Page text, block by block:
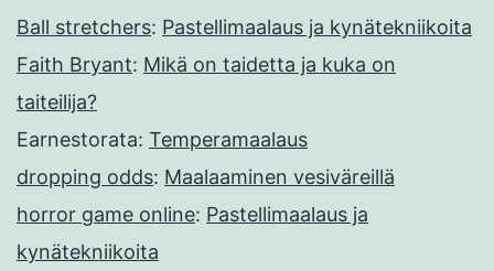
Ball stretchers: Pastellimaalaus ja kynätekniikoita
Faith Bryant: Mikä on taidetta ja kuka on
taiteilija?
Earnestorata: Temperamaalaus
dropping odds: Maalaaminen vesiväreillä
horror game online: Pastellimaalaus ja
kynätekniikoita